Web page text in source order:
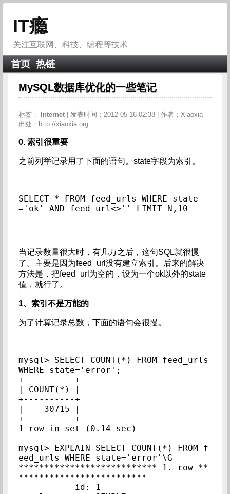
IT瘾
关注互联网、科技、编程等技术
首页 热链
MySQL数据库优化的一些笔记
标签： Internet
| 发表时间：2012-05-16 02:38 | 作者：Xiaoxia
出处：http://xiaoxia.org
0. 索引很重要
之前列举记录用了下面的语句。state字段为索引。
SELECT * FROM feed_urls WHERE state
当记录数量很大时，有几万之后，这句SQL就很慢
了。主要是因为feed_url没有建立索引。后来的解决
方法是，把feed_url为空的，设为一个ok以外的state
值，就行了。
1、索引不是万能的
为了计算记录总数，下面的语句会很慢。
mysql> SELECT COUNT(*) FROM feed_urls
WHERE state='error';
+----------+
| COUNT(*) |
+----------+
|    30715 |
+----------+
1 row in set (0.14 sec)
mysql> EXPLAIN SELECT COUNT(*) FROM f
eed_urls WHERE state='error'\G
*************************** 1. row **
*************************